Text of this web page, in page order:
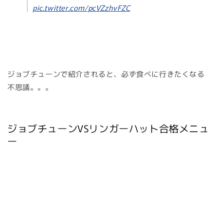
pic.twitter.com/pcVZzhvFZC
ジョブチューンで紹介されると、必ず食べに行きたくなる
不思議。。。
ジョブチューンVSリンガーハット合格メニュ
ー